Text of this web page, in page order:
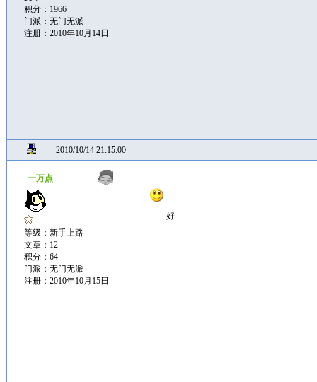
积分：1966
门派：无门无派
注册：2010年10月14日
2010/10/14 21:15:00
一万点
等级：新手上路
文章：12
积分：64
门派：无门无派
注册：2010年10月15日
好